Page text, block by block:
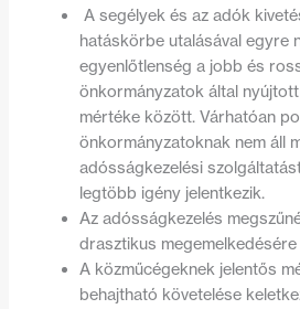
A segélyek és az adók
hatáskörbe utalásával egyre
egyenlőtlenség a jobb és
önkormányzatok által
mértéke között. Várhatóan
önkormányzatoknak nem áll
adósságkezelési
legtöbb igény jelentkezik.
Az adósságkezelés
drasztikus megemelkedésére
A közműcégeknek jelentős
behajtható követelése